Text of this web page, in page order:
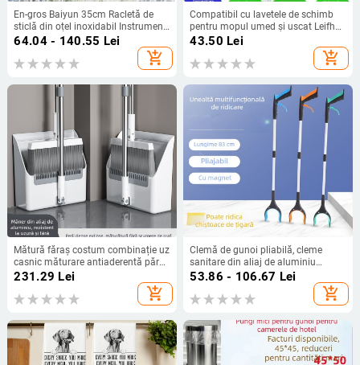
En-gros Baiyun 35cm Racletă de
sticlă din oțel inoxidabil Instrument
de curățare a sticlei Ștergător
pentru curățarea geamurilor de
calitate comercială
64.04 - 140.55 Lei
add_shopping_cart
Compatibil cu lavetele de schimb
pentru mopul umed și uscat Leifheit
Cleantwistmergo, detașabile și
43.50 Lei
add_shopping_cart
Mătură făraș costum combinație uz
casnic măturare antiaderentă păr
mătură pliabilă mare din aliaj de
231.29 Lei
add_shopping_cart
Clemă de gunoi pliabilă, cleme
sanitare din aliaj de aluminiu
transfrontaliere, clește sanitar,
picker de gunoi, scule de picker,
clemă lungă
53.86 - 106.67 Lei
add_shopping_cart